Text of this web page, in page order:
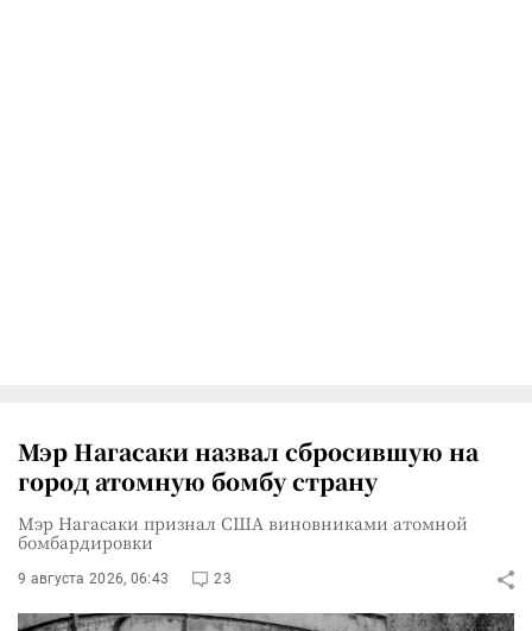
Мэр Нагасаки назвал сбросившую на
город атомную бомбу страну
Мэр Нагасаки признал США виновниками атомной
бомбардировки
9 августа 2026, 06:43 23